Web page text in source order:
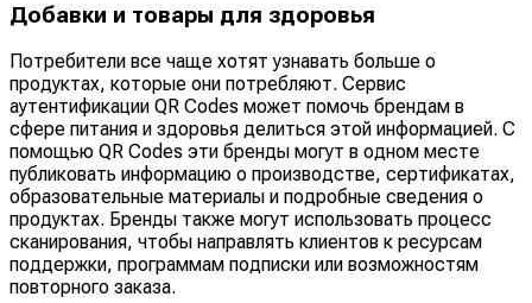
Добавки и товары для здоровья
Потребители все чаще хотят узнавать больше о
продуктах, которые они потребляют. Сервис
аутентификации QR Codes может помочь брендам в
сфере питания и здоровья делиться этой информацией. С
помощью QR Codes эти бренды могут в одном месте
публиковать информацию о производстве, сертификатах,
образовательные материалы и подробные сведения о
продуктах. Бренды также могут использовать процесс
сканирования, чтобы направлять клиентов к ресурсам
поддержки, программам подписки или возможностям
повторного заказа.